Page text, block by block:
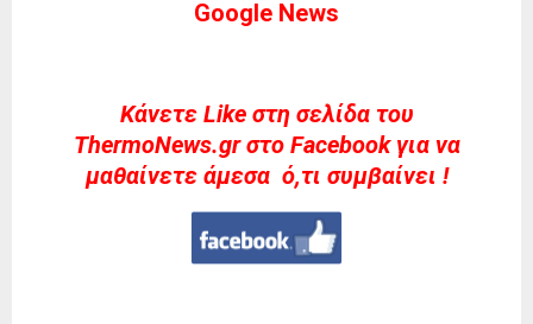
Google News
Kάνετε Like στη σελίδα του
ThermoNews.gr στο Facebook για να
μαθαίνετε άμεσα ό,τι συμβαίνει !